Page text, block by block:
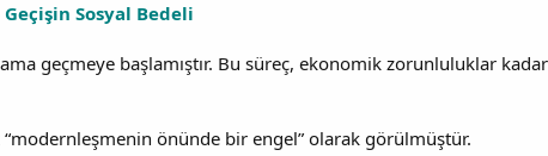
Sosyal Bedeli
geçmeye başlamıştır. Bu süreç, ekonomik zorunluluklar
önünde bir engel” olarak görülmüştür.